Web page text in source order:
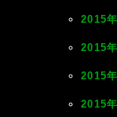
2015
2015
2015
2015